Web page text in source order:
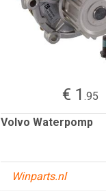
€ 1 .95
Volvo Waterpomp
Winparts.nl